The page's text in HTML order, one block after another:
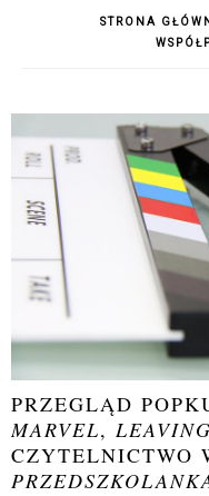
STRONA
PRZEGLĄD
MARVEL,
CZYTELNICTWO